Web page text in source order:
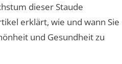
dieser Staude
erklärt, wie und wann Sie
und Gesundheit zu